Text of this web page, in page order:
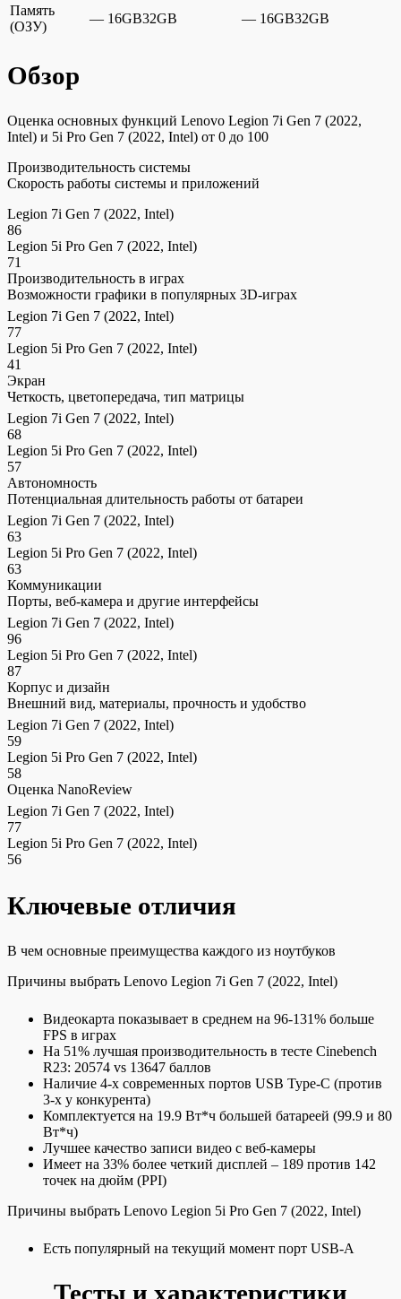
Память
(ОЗУ)
— 16GB32GB — 16GB32GB
Обзор
Оценка основных функций Lenovo Legion 7i Gen 7 (2022,
Intel) и 5i Pro Gen 7 (2022, Intel) от 0 до 100
Производительность системы
Скорость работы системы и приложений
Legion 7i Gen 7 (2022, Intel)
86
Legion 5i Pro Gen 7 (2022, Intel)
71
Производительность в играх
Возможности графики в популярных 3D-играх
Legion 7i Gen 7 (2022, Intel)
77
Legion 5i Pro Gen 7 (2022, Intel)
41
Экран
Четкость, цветопередача, тип матрицы
Legion 7i Gen 7 (2022, Intel)
68
Legion 5i Pro Gen 7 (2022, Intel)
57
Автономность
Потенциальная длительность работы от батареи
Legion 7i Gen 7 (2022, Intel)
63
Legion 5i Pro Gen 7 (2022, Intel)
63
Коммуникации
Порты, веб-камера и другие интерфейсы
Legion 7i Gen 7 (2022, Intel)
96
Legion 5i Pro Gen 7 (2022, Intel)
87
Корпус и дизайн
Внешний вид, материалы, прочность и удобство
Legion 7i Gen 7 (2022, Intel)
59
Legion 5i Pro Gen 7 (2022, Intel)
58
Оценка NanoReview
Legion 7i Gen 7 (2022, Intel)
77
Legion 5i Pro Gen 7 (2022, Intel)
56
Ключевые отличия
В чем основные преимущества каждого из ноутбуков
Причины выбрать Lenovo Legion 7i Gen 7 (2022, Intel)
Видеокарта показывает в среднем на 96-131% больше
FPS в играх
На 51% лучшая производительность в тесте Cinebench
R23: 20574 vs 13647 баллов
Наличие 4-х современных портов USB Type-C (против
3-х у конкурента)
Комплектуется на 19.9 Вт*ч большей батареей (99.9 и 80
Вт*ч)
Лучшее качество записи видео c веб-камеры
Имеет на 33% более четкий дисплей – 189 против 142
точек на дюйм (PPI)
Причины выбрать Lenovo Legion 5i Pro Gen 7 (2022, Intel)
Есть популярный на текущий момент порт USB-A
Тесты и характеристики